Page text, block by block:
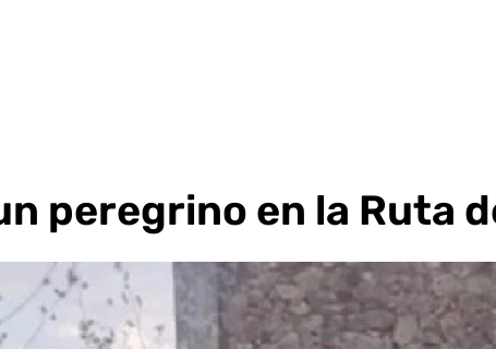
peregrino en la Ruta